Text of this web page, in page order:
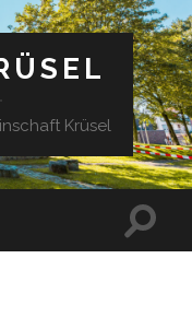
Krüsel